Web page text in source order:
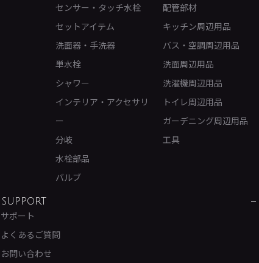
センサー・タッチ水栓
セットアイテム
洗面器・手洗器
単水栓
シャワー
インテリア・アクセサリ
ー
分岐
水栓部品
バルブ
配管部材
キッチン周辺用品
バス・空調周辺用品
洗面周辺用品
洗濯機周辺用品
トイレ周辺用品
ガーデニング周辺用品
工具
SUPPORT
サポート
よくあるご質問
お問い合わせ